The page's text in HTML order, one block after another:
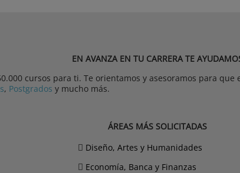
EN AVANZA EN TU CARRERA TE
cursos para ti. Te orientamos y asesoramos para
, Postgrados y mucho más.
ÁREAS MÁS SOLICITADAS
Diseño, Artes y Humanidades
Economía, Banca y Finanzas